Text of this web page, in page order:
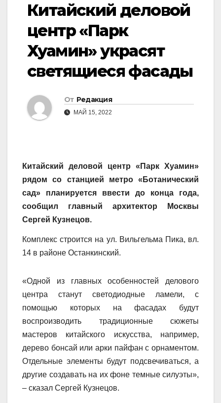
Китайский деловой
центр «Парк
Хуамин» украсят
светящиеся фасады
От Редакция
МАЙ 15, 2022
Китайский деловой центр «Парк Хуамин»
рядом со станцией метро «Ботанический
сад» планируется ввести до конца года,
сообщил главный архитектор Москвы
Сергей Кузнецов.
Комплекс строится на ул. Вильгельма Пика, вл.
14 в районе Останкинский.
«Одной из главных особенностей делового
центра станут светодиодные ламели, с
помощью которых на фасадах будут
воспроизводить традиционные сюжеты
мастеров китайского искусства, например,
дерево бонсай или арки пайфан с орнаментом.
Отдельные элементы будут подсвечиваться, а
другие создавать на их фоне темные силуэты»,
– сказал Сергей Кузнецов.